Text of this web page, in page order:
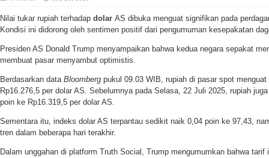
Nilai tukar rupiah terhadap dolar AS dibuka menguat signifikan pada
Kondisi ini didorong oleh sentimen positif dari pengumuman kesepakatan
Presiden AS Donald Trump menyampaikan bahwa kedua negara sepakat
membuat pasar menyambut optimistis.
Berdasarkan data Bloomberg pukul 09.03 WIB, rupiah di pasar spot
Rp16.276,5 per dolar AS. Sebelumnya pada Selasa, 22 Juli 2025, rupiah
poin ke Rp16.319,5 per dolar AS.
Sementara itu, indeks dolar AS terpantau sedikit naik 0,04 poin ke 97,43,
tren dalam beberapa hari terakhir.
Dalam unggahan di platform Truth Social, Trump mengumumkan bahwa tarif